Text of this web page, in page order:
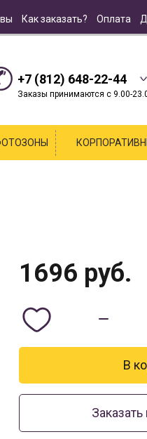
Как заказать? Оплата
+7 (812) 648-22-44
Заказы принимаются с 9.00-
1696 руб.